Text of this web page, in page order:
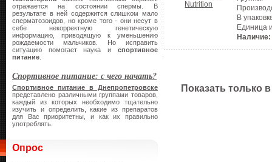
отражается на состоянии спермы. В
результате в ней содержится слишком мало
сперматозоидов, но кроме того - они несут в
себе некорректную генетическую
информацию, приводящую к уменьшению
рождаемости мальчиков. Но исправить
ситуацию помогает наука и спортивное
питание
Спортивное питание: с чего начать?
Спортивное питание в Днепропетровске
представлено различными группами товаров,
каждый из которых необходимо тщательно
изучить и определить, какие из препаратов
для Вас приоритетны, и как их правильно
употреблять.
Опрос
В
Единица
Наличие:
Показать только